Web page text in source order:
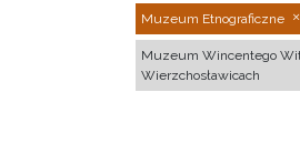
Muzeum Etnograficzne
Muzeum Wincentego
Wierzchosławicach